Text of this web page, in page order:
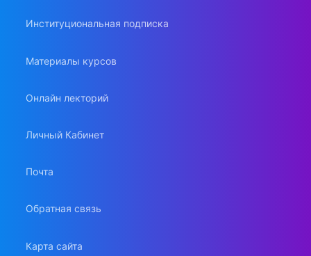
Институциональная подписка
Материалы курсов
Онлайн лекторий
Личный Кабинет
Почта
Обратная связь
Карта сайта